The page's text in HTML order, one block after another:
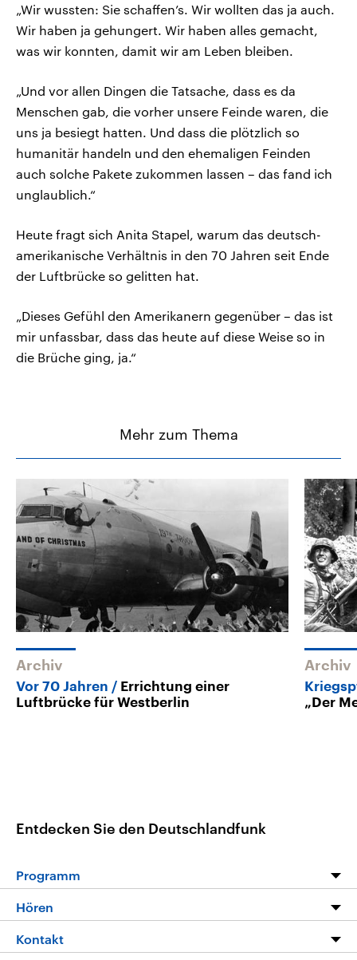
„Wir wussten: Sie schaffen’s. Wir wollten das ja auch.
Wir haben ja gehungert. Wir haben alles gemacht,
was wir konnten, damit wir am Leben bleiben.
„Und vor allen Dingen die Tatsache, dass es da
Menschen gab, die vorher unsere Feinde waren, die
uns ja besiegt hatten. Und dass die plötzlich so
humanitär handeln und den ehemaligen Feinden
auch solche Pakete zukommen lassen – das fand ich
unglaublich.“
Heute fragt sich Anita Stapel, warum das deutsch-
amerikanische Verhältnis in den 70 Jahren seit Ende
der Luftbrücke so gelitten hat.
„Dieses Gefühl den Amerikanern gegenüber – das ist
mir unfassbar, dass das heute auf diese Weise so in
die Brüche ging, ja.“
Mehr zum Thema
Archiv
Vor 70 Jahren
Errichtung einer
Luftbrücke für Westberlin
Archiv
„Der
Entdecken Sie den Deutschlandfunk
Programm
Die Nachrichten
Hören
Livestream
Kontakt